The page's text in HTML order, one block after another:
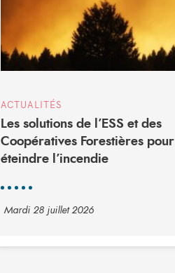
ACTUALITÉS
Les solutions de l’ESS et des
Coopératives Forestières pour
éteindre l’incendie
Mardi 28 juillet 2026